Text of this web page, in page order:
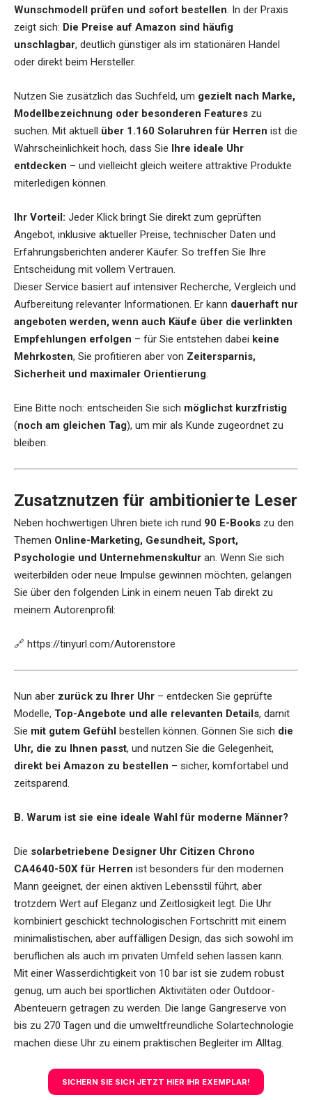
Wunschmodell prüfen und sofort bestellen. In der Praxis
zeigt sich: Die Preise auf Amazon sind häufig
unschlagbar, deutlich günstiger als im stationären Handel
oder direkt beim Hersteller.
Nutzen Sie zusätzlich das Suchfeld, um gezielt nach Marke,
Modellbezeichnung oder besonderen Features zu
suchen. Mit aktuell über 1.160 Solaruhren für Herren ist die
Wahrscheinlichkeit hoch, dass Sie Ihre ideale Uhr
entdecken – und vielleicht gleich weitere attraktive Produkte
miterledigen können.
Ihr Vorteil: Jeder Klick bringt Sie direkt zum geprüften
Angebot, inklusive aktueller Preise, technischer Daten und
Erfahrungsberichten anderer Käufer. So treffen Sie Ihre
Entscheidung mit vollem Vertrauen.
Dieser Service basiert auf intensiver Recherche, Vergleich und
Aufbereitung relevanter Informationen. Er kann dauerhaft nur
angeboten werden, wenn auch Käufe über die verlinkten
Empfehlungen erfolgen – für Sie entstehen dabei keine
Mehrkosten, Sie profitieren aber von Zeitersparnis,
Sicherheit und maximaler Orientierung.
Eine Bitte noch: entscheiden Sie sich möglichst kurzfristig
(noch am gleichen Tag), um mir als Kunde zugeordnet zu
bleiben.
Zusatznutzen für ambitionierte Leser
Neben hochwertigen Uhren biete ich rund 90 E-Books zu den
Themen Online-Marketing, Gesundheit, Sport,
Psychologie und Unternehmenskultur an. Wenn Sie sich
weiterbilden oder neue Impulse gewinnen möchten, gelangen
Sie über den folgenden Link in einem neuen Tab direkt zu
meinem Autorenprofil:
🔗 https://tinyurl.com/Autorenstore
Nun aber zurück zu Ihrer Uhr – entdecken Sie geprüfte
Modelle, Top-Angebote und alle relevanten Details, damit
Sie mit gutem Gefühl bestellen können. Gönnen Sie sich die
Uhr, die zu Ihnen passt, und nutzen Sie die Gelegenheit,
direkt bei Amazon zu bestellen – sicher, komfortabel und
zeitsparend.
B. Warum ist sie eine ideale Wahl für moderne Männer?
Die solarbetriebene Designer Uhr Citizen Chrono
CA4640-50X für Herren ist besonders für den modernen
Mann geeignet, der einen aktiven Lebensstil führt, aber
trotzdem Wert auf Eleganz und Zeitlosigkeit legt. Die Uhr
kombiniert geschickt technologischen Fortschritt mit einem
minimalistischen, aber auffälligen Design, das sich sowohl im
beruflichen als auch im privaten Umfeld sehen lassen kann.
Mit einer Wasserdichtigkeit von 10 bar ist sie zudem robust
genug, um auch bei sportlichen Aktivitäten oder Outdoor-
Abenteuern getragen zu werden. Die lange Gangreserve von
bis zu 270 Tagen und die umweltfreundliche Solartechnologie
machen diese Uhr zu einem praktischen Begleiter im Alltag.
SICHERN SIE SICH JETZT HIER IHR EXEMPLAR!